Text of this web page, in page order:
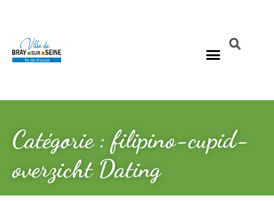
Catégorie : filipino-cupid-
overzicht Dating